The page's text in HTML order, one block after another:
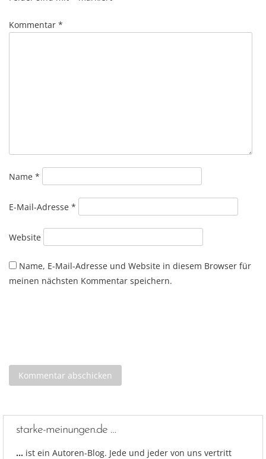
Kommentar *
Name *
E-Mail-Adresse *
Website
Name, E-Mail-Adresse und Website in diesem Browser für
meinen nächsten Kommentar speichern.
starke-meinungen.de …
… ist ein Autoren-Blog. Jede und jeder von uns vertritt